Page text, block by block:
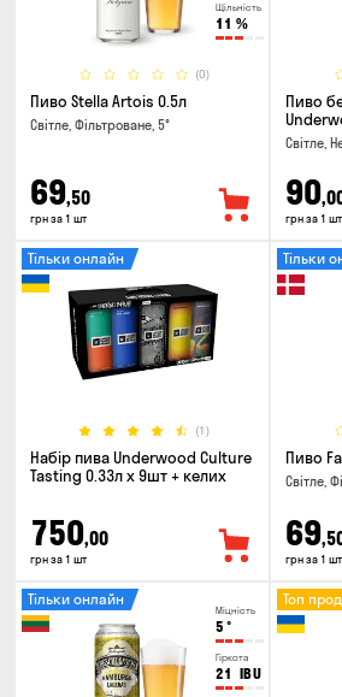
Щільність
11 %
(0)
Пиво Stella Artois 0.5л
Світле, Фільтроване, 5°
69,50
грн за 1 шт
Пиво
Світле,
90
грн за 1 шт
(1)
Тільки онлайн
Набір пива Underwood Culture
Tasting 0.33л x 9шт + келих
750,00
грн за 1 шт
Тільки
Пиво
Світле,
69
грн за 1 шт
Міцність
5 °
Гіркота
21 IBU
Тільки онлайн Топ